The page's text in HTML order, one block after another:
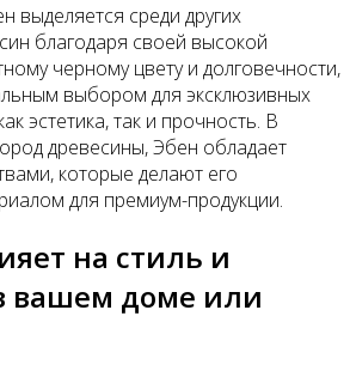
выделяется среди других
благодаря своей высокой
черному цвету и долговечности,
выбором для эксклюзивных
эстетика, так и прочность. В
древесины, Эбен обладает
которые делают его
для премиум-продукции.
на стиль и
вашем доме или